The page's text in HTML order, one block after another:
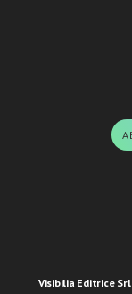
Visibilia Editrice Srl